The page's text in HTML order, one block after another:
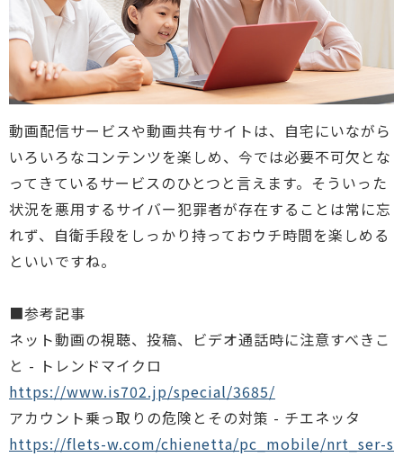
動画配信サービスや動画共有サイトは、自宅にいながら
いろいろなコンテンツを楽しめ、今では必要不可欠とな
ってきているサービスのひとつと言えます。そういった
状況を悪用するサイバー犯罪者が存在することは常に忘
れず、自衛手段をしっかり持っておウチ時間を楽しめる
といいですね。
■参考記事
ネット動画の視聴、投稿、ビデオ通話時に注意すべきこ
と - トレンドマイクロ
https://www.is702.jp/special/3685/
アカウント乗っ取りの危険とその対策 - チエネッタ
https://flets-w.com/chienetta/pc_mobile/nrt_ser-s